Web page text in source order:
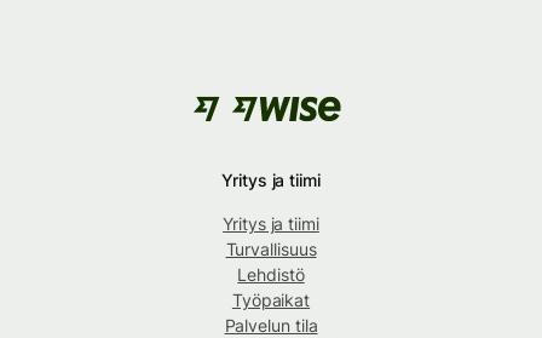
Yritys ja tiimi
Yritys ja tiimi
Turvallisuus
Lehdistö
Työpaikat
Palvelun tila